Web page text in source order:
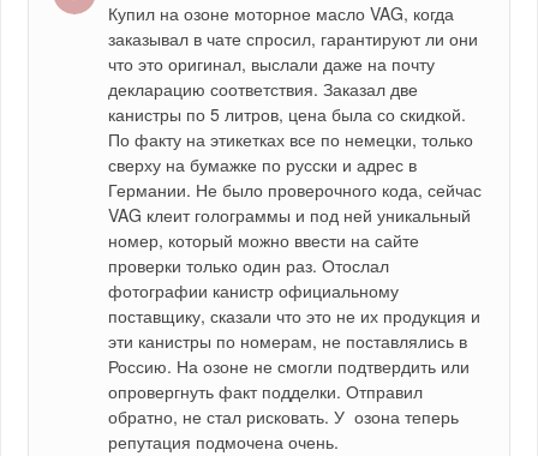
Купил на озоне моторное масло VAG, когда
заказывал в чате спросил, гарантируют ли они
что это оригинал, выслали даже на почту
декларацию соответствия. Заказал две
канистры по 5 литров, цена была со скидкой.
По факту на этикетках все по немецки, только
сверху на бумажке по русски и адрес в
Германии. Не было проверочного кода, сейчас
VAG клеит голограммы и под ней уникальный
номер, который можно ввести на сайте
проверки только один раз. Отослал
фотографии канистр официальному
поставщику, сказали что это не их продукция и
эти канистры по номерам, не поставлялись в
Россию. На озоне не смогли подтвердить или
опровергнуть факт подделки. Отправил
обратно, не стал рисковать. У  озона теперь
репутация подмочена очень.